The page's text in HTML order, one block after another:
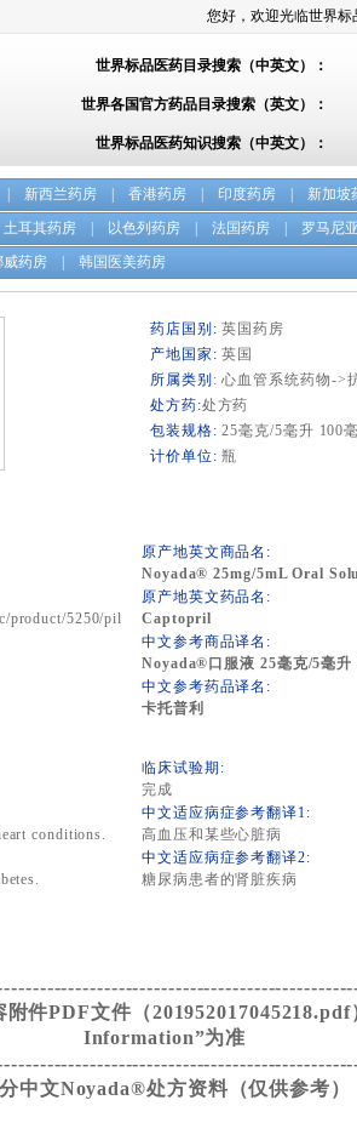
您好，欢迎光临世界标
世界标品医药目录搜索（中英文）：
世界各国官方药品目录搜索（英文）：
世界标品医药知识搜索（中英文）：
新西兰药房 香港药房 印度药房 新加坡
土耳其药房 以色列药房 法国药房 罗马尼
威药房 韩国医美药房
药店国别: 英国药房
产地国家: 英国
所属类别 : 心血管系统药物->
处方药:处方药
包装规格: 25毫克/5毫升 100
计价单位: 瓶
product/5250/pil
原产地英文商品名:
Noyada® 25mg/5mL Oral
原产地英文药品名:
Captopril
中文参考商品译名:
Noyada®口服液 25毫克/5毫升
中文参考药品译名:
卡托普利
conditions.
临床试验期:
完成
中文适应病症参考翻译1:
高血压和某些心脏病
中文适应病症参考翻译2:
糖尿病患者的肾脏疾病
件PDF文件（
Information”为准
中文Noyada®处方资料（仅供参考）